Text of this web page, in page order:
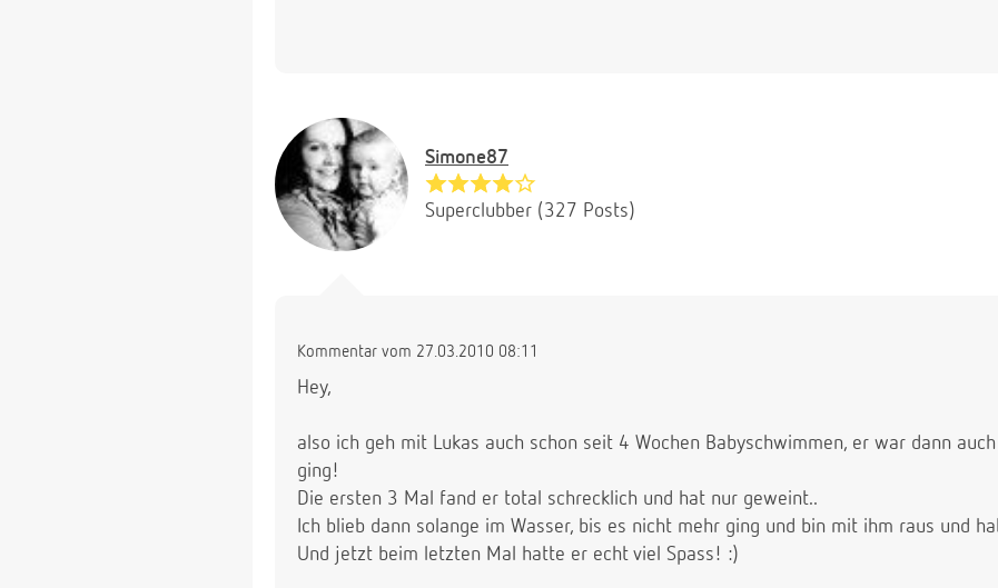
Simone87
Superclubber (327 Posts)
Kommentar vom 27.03.2010 08:11
Hey,
also ich geh mit Lukas auch schon seit 4 Wochen Babyschwimmen, er war dann
ging!
Die ersten 3 Mal fand er total schrecklich und hat nur geweint..
Ich blieb dann solange im Wasser, bis es nicht mehr ging und bin mit ihm raus und
Und jetzt beim letzten Mal hatte er echt viel Spass! :)